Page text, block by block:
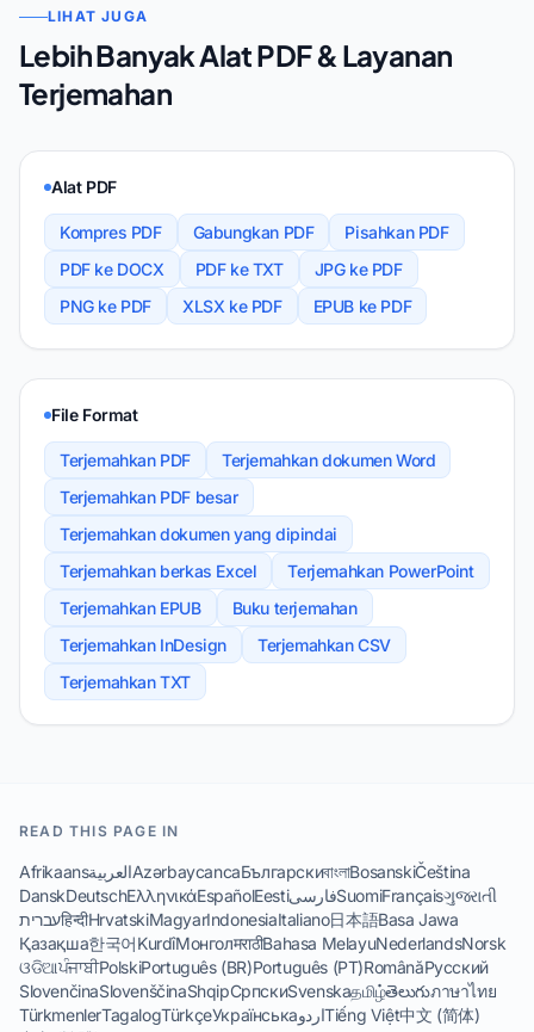
LIHAT JUGA
Lebih Banyak Alat PDF & Layanan
Terjemahan
Alat PDF
Kompres PDF Gabungkan PDF
Pisahkan PDF
PDF ke DOCX
PDF ke TXT
JPG ke PDF
PNG ke PDF
XLSX ke PDF EPUB ke PDF
File Format
Terjemahkan PDF
Terjemahkan dokumen Word
Terjemahkan PDF besar
Terjemahkan dokumen yang dipindai
Terjemahkan berkas Excel
Terjemahkan PowerPoint
Terjemahkan EPUB
Buku terjemahan
Terjemahkan InDesign
Terjemahkan CSV
Terjemahkan TXT
READ THIS PAGE IN
AfrikaansالعربيةAzərbaycancaБългарскиবাংলাBosanskiČeština
DanskDeutschΕλληνικάEspañolEestiفارسیSuomiFrançaisગુજરાતી
עבריתहिन्दीHrvatskiMagyarIndonesiaItaliano日本語Basa Jawa
Қазақша한국어KurdîМонголमराठीBahasa MelayuNederlandsNorsk
ଓଡିଆਪੰਜਾਬੀPolskiPortuguês (BR)Português (PT)RomânăРусский
SlovenčinaSlovenščinaShqipСрпскиSvenskaதமிழ்తెలుగుภาษาไทย
TürkmenlerTagalogTürkçeУкраїнськаاردوTiếng Việt中文 (简体)